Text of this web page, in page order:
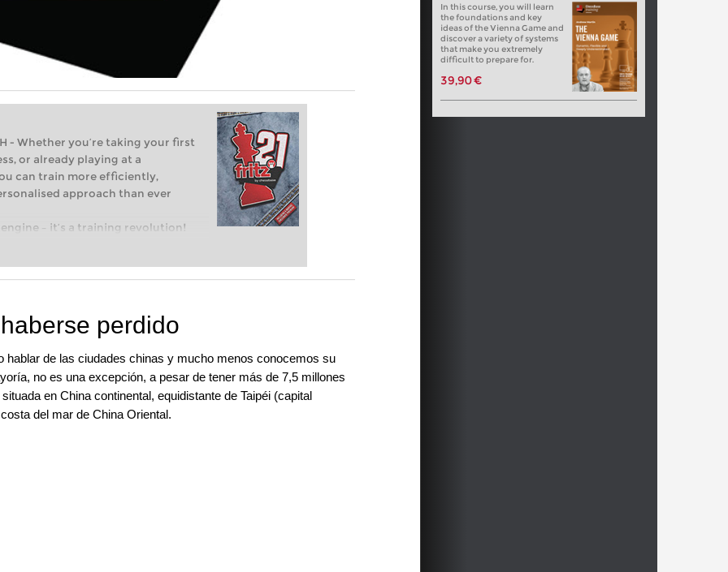
- Whether you’re taking your first
or already playing at a
can train more efficiently,
approach than ever
– it’s a training revolution!
with a more personalised
In this course, you will learn
the foundations and key
ideas of the Vienna Game and
discover a variety of systems
that make you extremely
difficult to prepare for.
39,90 €
perdido
hablar de las ciudades chinas y mucho menos conocemos su
no es una excepción, a pesar de tener más de 7,5 millones
en China continental, equidistante de Taipéi (capital
del mar de China Oriental.